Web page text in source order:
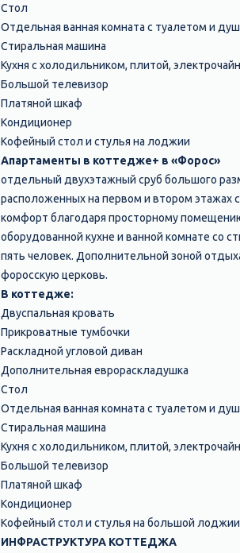
Стол
Отдельная ванная комната с туалетом и
Стиральная машина
Кухня с холодильником, плитой,
Большой телевизор
Платяной шкаф
Кондиционер
Кофейный стол и стулья на лоджии
Апартаменты в коттедже+ в «Форос»
отдельный двухэтажный сруб большого
расположенных на первом и втором
комфорт благодаря просторному
оборудованной кухне и ванной комнате со
пять человек. Дополнительной зоной
форосскую церковь.
В коттедже:
Двуспальная кровать
Прикроватные тумбочки
Раскладной угловой диван
Дополнительная еврораскладушка
Стол
Отдельная ванная комната с туалетом и
Стиральная машина
Кухня с холодильником, плитой,
Большой телевизор
Платяной шкаф
Кондиционер
Кофейный стол и стулья на большой лоджии
ИНФРАСТРУКТУРА КОТТЕДЖА